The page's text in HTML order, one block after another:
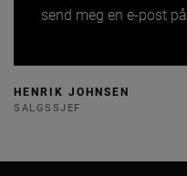
send meg en e-post på
HENRIK JOHNSEN
SALGSSJEF